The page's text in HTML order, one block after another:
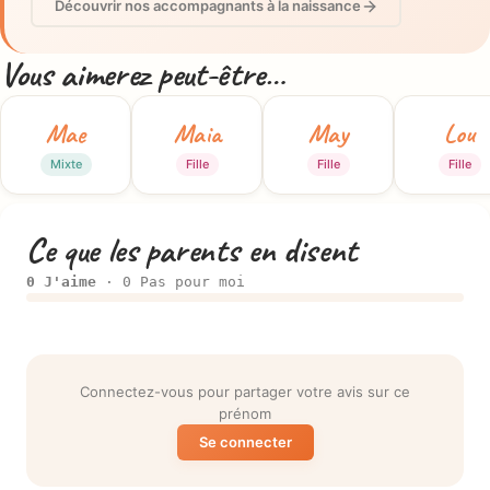
Découvrir nos accompagnants à la naissance
Vous aimerez peut-être…
Mae
Mixte
Maia
Fille
May
Fille
Lou
Fille
Ce que les parents en disent
0 J'aime · 0 Pas pour moi
Connectez-vous pour partager votre avis sur ce
prénom
Se connecter